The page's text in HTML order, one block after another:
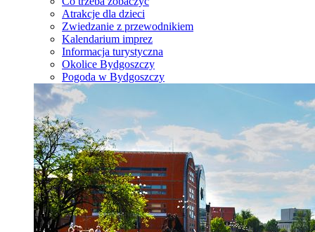
Atrakcje dla dzieci
Zwiedzanie z przewodnikiem
Kalendarium imprez
Informacja turystyczna
Okolice Bydgoszczy
Pogoda w Bydgoszczy